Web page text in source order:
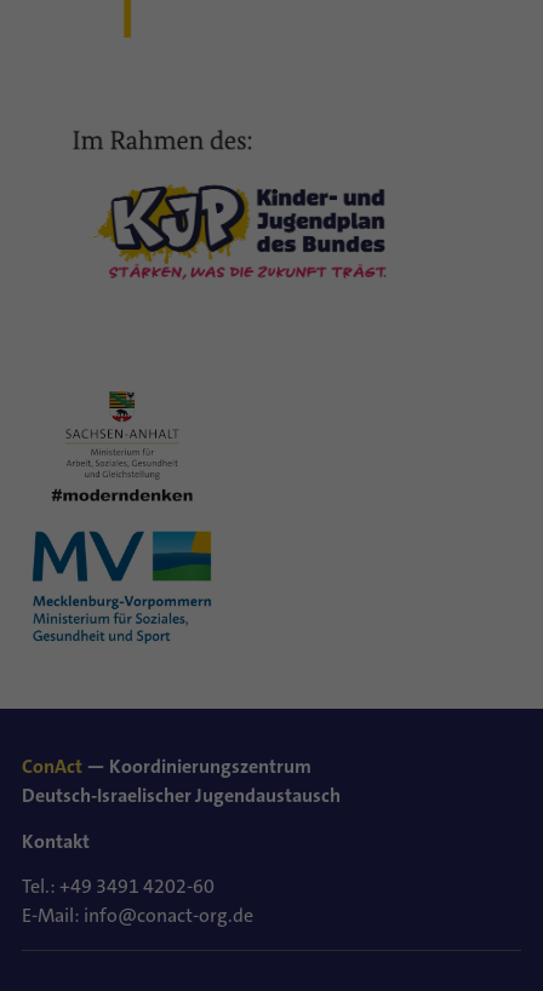
ConAct — Koordinierungszentrum
Deutsch-Israelischer Jugendaustausch
Kontakt
Tel.: +49 3491 4202-60
E-Mail: info@conact-org.de